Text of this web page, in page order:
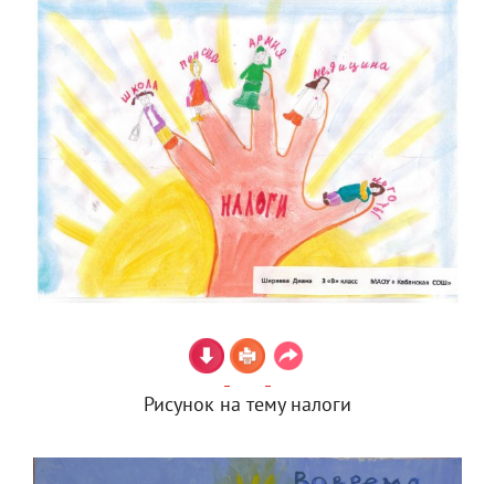
Рисунок на тему налоги